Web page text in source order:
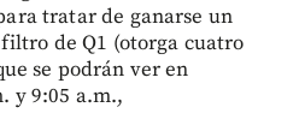
tratar de ganarse un
de Q1 (otorga cuatro
se podrán ver en
y 9:05 a.m.,